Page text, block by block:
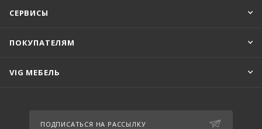
СЕРВИСЫ
ПОКУПАТЕЛЯМ
VIG МЕБЕЛЬ
ПОДПИСАТЬСЯ НА РАССЫЛКУ